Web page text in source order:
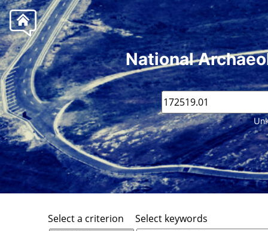
National
Select a criterion Select keywords